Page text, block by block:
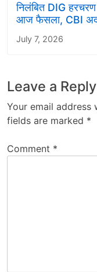
निलंबित DIG हरचरण
आज फैसला, CBI
July 7, 2026
Leave a Reply
Your email address
fields are marked *
Comment *